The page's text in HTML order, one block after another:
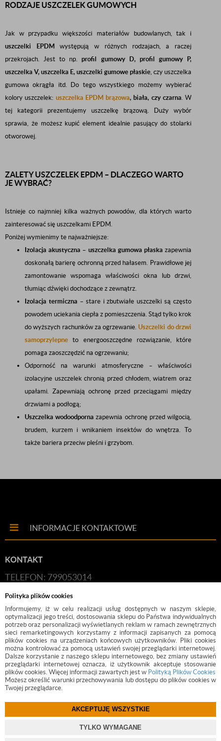
Polityka plików cookies
Informujemy, iż w celu realizacji usług dostępnych w naszym sklepie,
optymalizacji jego treści, dostosowania sklepu do Państwa indywidualnych
potrzeb oraz personalizacji wyświetlanych reklam w ramach zewnętrznych
sieci remarketingowych korzystamy z informacji zapisanych za pomocą
plików cookies na urządzeniach końcowych użytkowników. Pliki cookies
można kontrolować za pomocą ustawień swojej przeglądarki internetowej.
Dalsze korzystanie z naszego sklepu internetowego, bez zmiany ustawień
przeglądarki internetowej oznacza, iż użytkownik akceptuje stosowanie
plików cookies. Więcej informacji zawartych jest w Polityką Plików Cookies
Możesz określić warunki przechowywania lub dostępu do plików cookies w
Twojej przeglądarce.
AKCEPTUJĘ WSZYSTKIE
TYLKO WYMAGANE
RODZAJE USZCZELEK GUMOWYCH
Jak w przypadku większości materiałów budowlanych, tak i
uszczelki EPDM
występują w różnych rodzajach, a raczej
przekrojach. Jest to np.profil gumowy D, profil gumowy P,
uszczelka V, uszczelka E, uszczelki gumowe płaskie, czy uszczelka
gumowa okrągła itd. Do tego wszystkiego możemy wybierać
kolory uszczelek: uszczelka EPDM brązowa, biała, czy czarna. W
tej kategorii prezentujemy uszczelkę brązową. Duży wybór
sprawia, że możesz kupić element idealnie pasujący do stolarki
otworowej.
ZALETY USZCZELEK EPDM – DLACZEGO WARTO
JE WYBRAĆ?
Istnieje co najmniej kilka ważnych powodów, dla których warto
zainteresować się uszczelkami EPDM.
Poniżej wymienimy te najważniejsze:
Izolacja akustyczna – uszczelka gumowa płaska zapewnia
doskonałą barierę ochronną przed hałasem. Prawidłowe jej
zamontowanie wspomaga właściwości okna lub drzwi,
tłumiąc dźwięki dochodzące z zewnątrz.
Izolacja termiczna – stare i zbutwiałe uszczelki są często
powodem uciekania ciepła z pomieszczenia. Stąd tylko krok
do wyższych rachunków za ogrzewanie.Uszczelki do drzwi
samoprzylepne to energooszczędne rozwiązanie, które
pomaga zaoszczędzić na ogrzewaniu;
Odporność na warunki atmosferyczne – właściwości
izolacyjne uszczelek chronią przed chłodem, wiatrem oraz
upałami. Zapewniają ochronę przed przeciągami między
drzwiami a podłogą;
Uszczelka wodoodporna zapewnia ochronę przed wilgocią,
brudem, kurzem i wnikaniem insektów do wnętrza. To
także bariera przeciw pleśni i grzybom.
INFORMACJE KONTAKTOWE
KONTAKT
TELEFON: 799053014
E-MAIL:HANDLOWY@BUDFIX.PL
GODZINY PRACY: 8:00-16:00 (PONIEDZIAŁEK-
PIĄTEK)
DANE FIRMY: BUDFIX JOANNA JÓŹWICKA, UL.
KOŚCIUSZKI 2, 05-140, SEROCK, NIP: 118-189-85-82